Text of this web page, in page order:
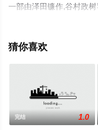
一部由泽田镰作,谷村政
沙良,高桥文哉,前田旺志
结），手机免费观看高清
猜你喜欢
完结 1.0